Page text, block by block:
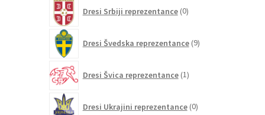
Dresi Srbiji reprezentance 0izdelkov
Dresi Švedska reprezentance 9izdelkov
Dresi Švica reprezentance 1izdelek
Dresi Ukrajini reprezentance 0izdelkov